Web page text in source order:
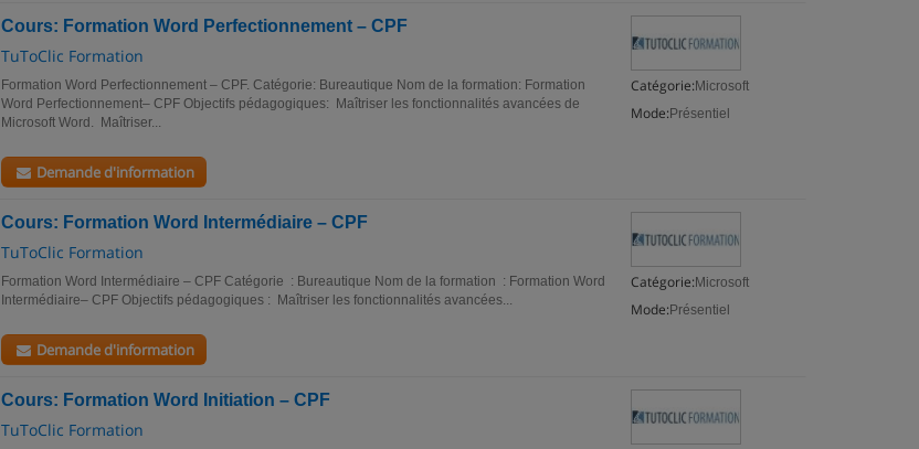
Cours: Formation Word Perfectionnement – CPF
TuToClic Formation
Catégorie: Microsoft
Mode: Présentiel
Formation Word Perfectionnement – CPF. Catégorie: Bureautique Nom de la formation: Formation
Word Perfectionnement– CPF Objectifs pédagogiques: Maîtriser les fonctionnalités avancées de
Microsoft Word. Maîtriser...
Demande d'information
Cours: Formation Word Intermédiaire – CPF
TuToClic Formation
Catégorie: Microsoft
Mode: Présentiel
Formation Word Intermédiaire – CPF Catégorie : Bureautique Nom de la formation : Formation Word
Intermédiaire– CPF Objectifs pédagogiques : Maîtriser les fonctionnalités avancées...
Demande d'information
Cours: Formation Word Initiation – CPF
TuToClic Formation